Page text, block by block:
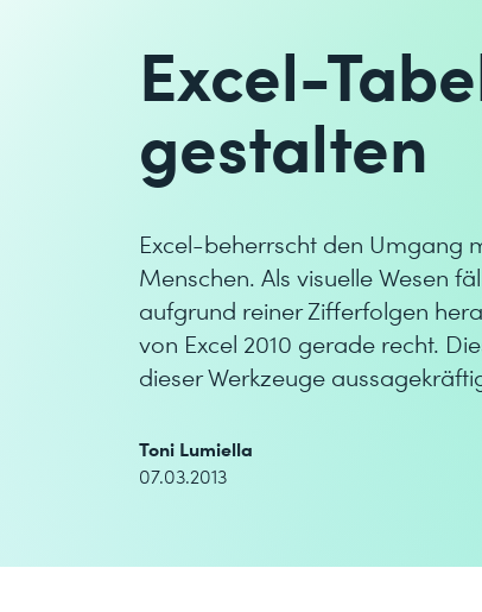
Excel-
gestalten
Excel-beherrscht den Umgang
Menschen. Als visuelle Wesen
aufgrund reiner Zifferfolgen
von Excel 2010 gerade recht.
dieser Werkzeuge
Toni Lumiella
07.03.2013